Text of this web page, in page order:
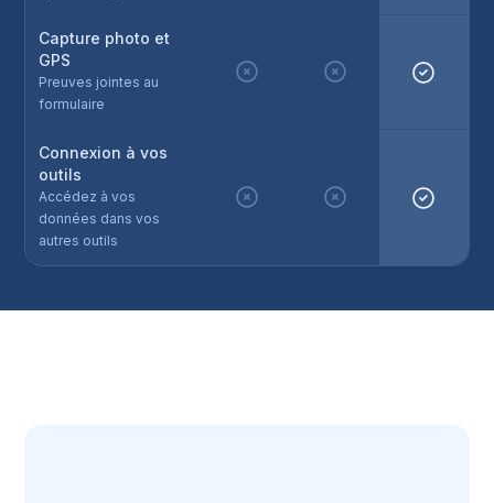
Capture photo et
GPS
Preuves jointes au
formulaire
Connexion à vos
outils
Accédez à vos
données dans vos
autres outils